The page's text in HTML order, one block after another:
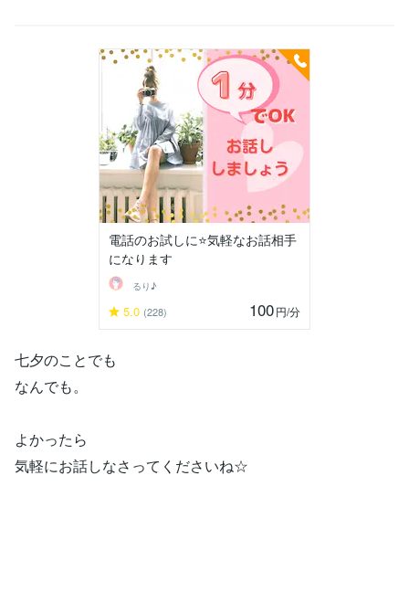
電話のお試しに⭐️気軽なお話相手
になります
るり♪
5.0 (228) 100円/分
七夕のことでも
なんでも。
よかったら
気軽にお話しなさってくださいね☆